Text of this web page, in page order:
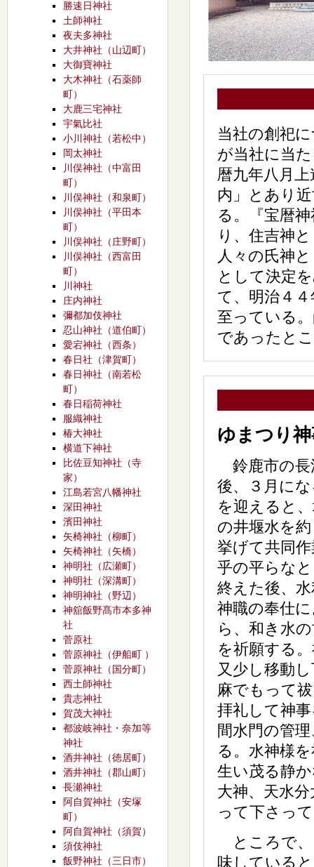
当社の創祀
が当社に当
暦九年八月
内」とあり
る。『宝暦
り、住吉神
人々の氏神
として決定
て、明治４
至っている
であったと
ゆまつり
鈴鹿市の長
後、３月に
を迎えると
の井堰水を
挙げて共同
乎の平らな
終えた後、
神職の奉仕
ら、和き水
を祈願する
又少し移動
麻でもって
拝礼して神
間水門の管
る。水神様
生い茂る静
大神、天水
って下さっ
ところで、
味している
勝速日神社
土師神社
夜夫多神社
大井神社（山辺町）
大御寶神社
大木神社（石薬師
町）
大鹿三宅神社
宇氣比社
小川神社（若松中）
岡太神社
川俣神社（中富田
町）
川俣神社（和泉町）
川俣神社（平田本
町）
川俣神社（庄野町）
川俣神社（西富田
町）
川神社
庄内神社
彌都加伎神社
忍山神社（道伯町）
愛宕神社（西条）
春日社（津賀町）
春日神社（南若松
町）
春日稲荷神社
服織神社
椿大神社
横道下神社
比佐豆知神社（寺
家）
江島若宮八幡神社
深田神社
濱田神社
矢椅神社（柳町）
矢椅神社（矢橋）
神明社（広瀬町）
神明社（深溝町）
神明神社（野辺）
神舘飯野髙市本多神
社
菅原社
菅原神社（伊船町 ）
菅原神社（国分町）
西土師神社
貴志神社
賀茂大神社
都波岐神社・奈加等
神社
酒井神社（徳居町）
酒井神社（郡山町）
長瀬神社
阿自賀神社（安塚
町）
阿自賀神社（須賀）
須伎神社
飯野神社（三日市）